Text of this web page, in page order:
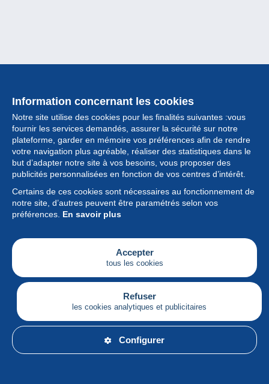
Information concernant les cookies
Notre site utilise des cookies pour les finalités suivantes :vous
fournir les services demandés, assurer la sécurité sur notre
plateforme, garder en mémoire vos préférences afin de rendre
votre navigation plus agréable, réaliser des statistiques dans le
but d’adapter notre site à vos besoins, vous proposer des
publicités personnalisées en fonction de vos centres d’intérêt.
Certains de ces cookies sont nécessaires au fonctionnement de
notre site, d’autres peuvent être paramétrés selon vos
préférences. En savoir plus
Accepter
tous les cookies
Refuser
les cookies analytiques et publicitaires
Configurer
Collection
Actualités
Fonctionnalités
Société
Services
Articles
Français